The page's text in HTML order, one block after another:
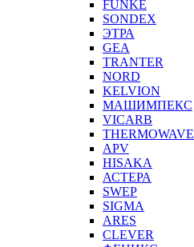
FUNKE
SONDEX
ЭТРА
GEA
TRANTER
NORD
KELVION
МАШИМПЕКС
VICARB
THERMOWAVE
APV
HISAKA
АСТЕРА
SWEP
SIGMA
ARES
CLEVER